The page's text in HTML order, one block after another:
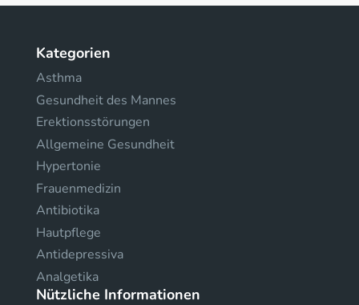
Kategorien
Asthma
Gesundheit des Mannes
Erektionsstörungen
Allgemeine Gesundheit
Hypertonie
Frauenmedizin
Antibiotika
Hautpflege
Antidepressiva
Analgetika
Nützliche Informationen